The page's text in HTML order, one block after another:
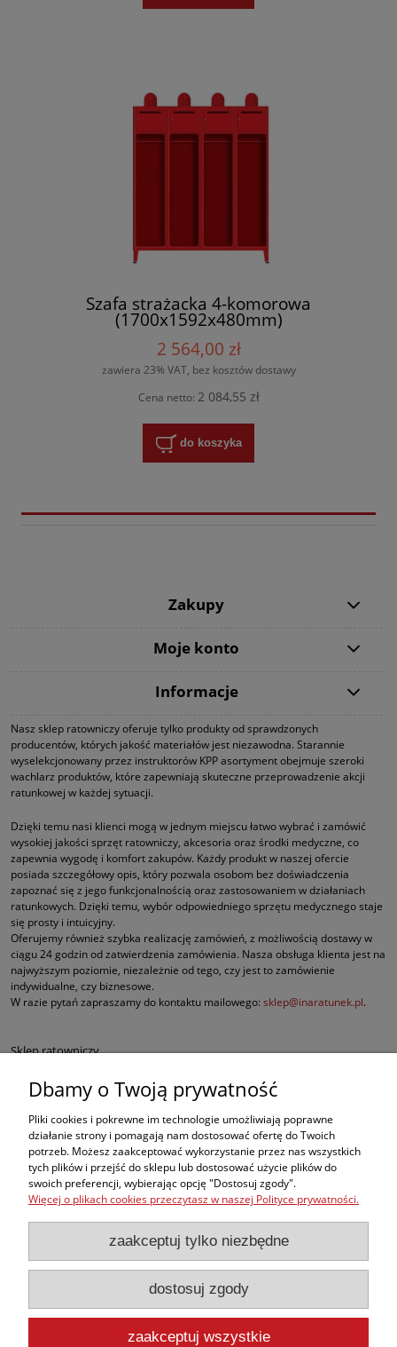
Szafa strażacka 4-komorowa
(1700x1592x480mm)
2 564,00 zł
zawiera 23% VAT, bez kosztów dostawy
Cena netto: 2 084,55 zł
do koszyka
Zakupy
Moje konto
Informacje
Nasz sklep ratowniczy oferuje tylko produkty od sprawdzonych
producentów, których jakość materiałów jest niezawodna. Starannie
wyselekcjonowany przez instruktorów KPP asortyment obejmuje szeroki
wachlarz produktów, które zapewniają skuteczne przeprowadzenie akcji
ratunkowej w każdej sytuacji.
Dzięki temu nasi klienci mogą w jednym miejscu łatwo wybrać i zamówić
wysokiej jakości sprzęt ratowniczy, akcesoria oraz środki medyczne, co
zapewnia wygodę i komfort zakupów. Każdy produkt w naszej ofercie
posiada szczegółowy opis, który pozwala osobom bez doświadczenia
zapoznać się z jego funkcjonalnością oraz zastosowaniem w działaniach
ratunkowych. Dzięki temu, wybór odpowiedniego sprzętu medycznego staje
się prosty i intuicyjny.
Oferujemy również szybka realizację zamówień, z możliwością dostawy w
ciągu 24 godzin od zatwierdzenia zamówienia. Nasza obsługa klienta jest na
najwyższym poziomie, niezależnie od tego, czy jest to zamówienie
indywidualne, czy biznesowe.
W razie pytań zapraszamy do kontaktu mailowego: sklep@inaratunek.pl.
Sklep ratowniczy
Defibrylatory AED
Fantomy RKO
Sprzęt ratowniczy dla służb mundurowych
Apteczki pierwszej pomocy
, ale w naszej ofercie znajdą Państwo także inne produkty medyczne
najwyższej jakości, takie jak sprzęt do ewakuacji czy nowoczesne środki do
opatrywania oparzeń i krwotoków.
Dbamy o Twoją prywatność
Pliki cookies i pokrewne im technologie umożliwiają poprawne
działanie strony i pomagają nam dostosować ofertę do Twoich
potrzeb. Możesz zaakceptować wykorzystanie przez nas wszystkich
tych plików i przejść do sklepu lub dostosować użycie plików do
swoich preferencji, wybierając opcję "Dostosuj zgody".
Więcej o plikach cookies przeczytasz w naszej Polityce prywatności.
zaakceptuj tylko niezbędne
dostosuj zgody
zaakceptuj wszystkie